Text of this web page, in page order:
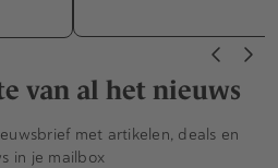
van al het nieuws
met artikelen, deals en
in je mailbox